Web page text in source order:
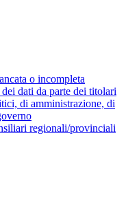
o incompleta
dati da parte dei titolari
di amministrazione, di
regionali/provinciali